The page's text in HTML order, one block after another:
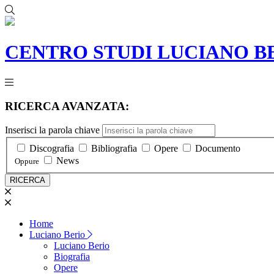
CENTRO STUDI LUCIANO
RICERCA AVANZATA:
Inserisci la parola chiave
Discografia
Bibliografia Opere Documento
Oppure News
Home
Luciano Berio
Luciano Berio
Biografia
Opere